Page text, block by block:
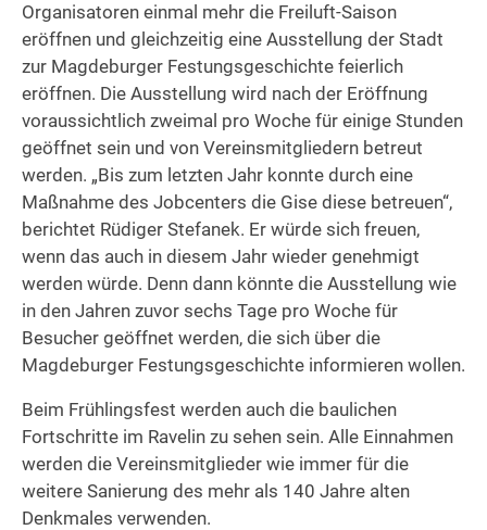
Organisatoren einmal mehr die Freiluft-Saison
eröffnen und gleichzeitig eine Ausstellung der Stadt
zur Magdeburger Festungsgeschichte feierlich
eröffnen. Die Ausstellung wird nach der Eröffnung
voraussichtlich zweimal pro Woche für einige Stunden
geöffnet sein und von Vereinsmitgliedern betreut
werden. „Bis zum letzten Jahr konnte durch eine
Maßnahme des Jobcenters die Gise diese betreuen“,
berichtet Rüdiger Stefanek. Er würde sich freuen,
wenn das auch in diesem Jahr wieder genehmigt
werden würde. Denn dann könnte die Ausstellung wie
in den Jahren zuvor sechs Tage pro Woche für
Besucher geöffnet werden, die sich über die
Magdeburger Festungsgeschichte informieren wollen.
Beim Frühlingsfest werden auch die baulichen
Fortschritte im Ravelin zu sehen sein. Alle Einnahmen
werden die Vereinsmitglieder wie immer für die
weitere Sanierung des mehr als 140 Jahre alten
Denkmales verwenden.